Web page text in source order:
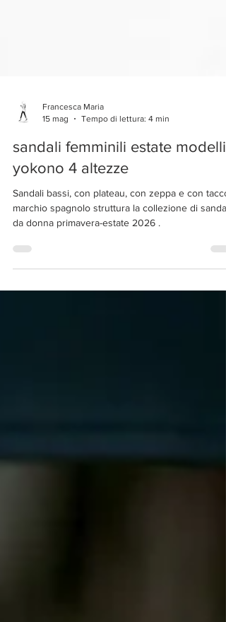
Francesca Maria
sandali femminili estate modelli
yokono 4 altezze
Sandali bassi, con plateau, con zeppa e con
marchio spagnolo struttura la collezione di sandali